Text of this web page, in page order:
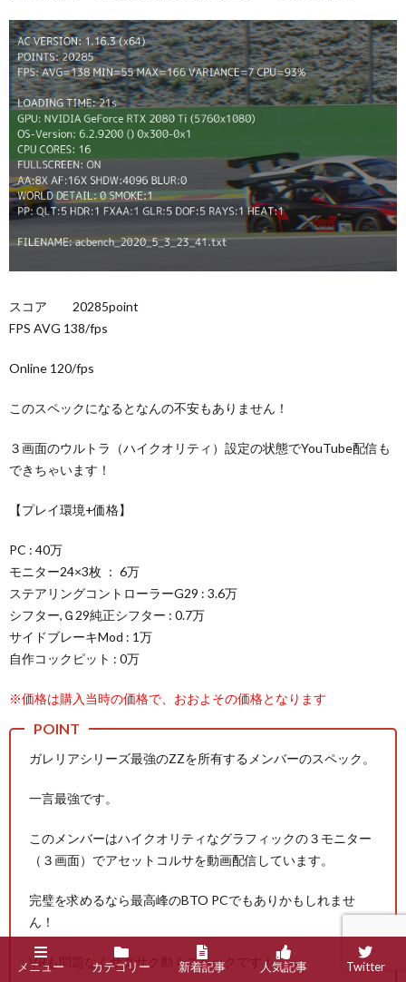
スコア 20285point
FPS AVG 138/fps
Online 120/fps
このスペックになるとなんの不安もありません！
３画面のウルトラ（ハイクオリティ）設定の状態でYouTube配信も
できちゃいます！
【プレイ環境+価格】
PC : 40万
モニター24×3枚 ： 6万
ステアリングコントローラーG29 : 3.6万
シフター,Ｇ29純正シフター : 0.7万
サイドブレーキMod : 1万
自作コックピット : 0万
※価格は購入当時の価格で、おおよその価格となります
ガレリアシリーズ最強のZZを所有するメンバーのスペック。
一言最強です。
このメンバーはハイクオリティなグラフィックの３モニター
（３画面）でアセットコルサを動画配信しています。
完璧を求めるなら最高峰のBTO PCでもありかもしれませ
ん！
VRも問題なくサクサク動くスペックです！
メニュー カテゴリー 新着記事 人気記事 Twitter